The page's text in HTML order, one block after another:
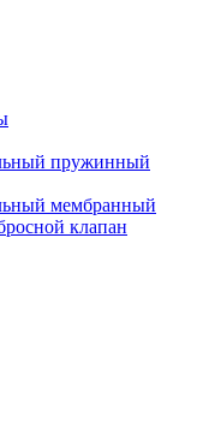
пружинный
мембранный
клапан